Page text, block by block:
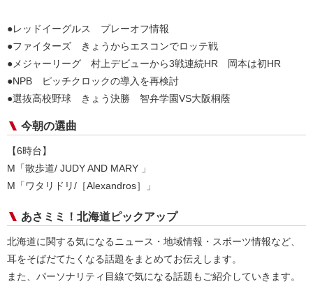
●レッドイーグルス プレーオフ情報
●ファイターズ きょうからエスコンでロッテ戦
●メジャーリーグ 村上デビューから3戦連続HR 岡本は初HR
●NPB ピッチクロックの導入を再検討
●選抜高校野球 きょう決勝 智弁学園VS大阪桐蔭
今朝の選曲
【6時台】
M「散歩道/ JUDY AND MARY 」
M「ワタリドリ/［Alexandros］」
あさミミ！北海道ピックアップ
北海道に関する気になるニュース・地域情報・スポーツ情報など、
耳をそばだてたくなる話題をまとめてお伝えします。
また、パーソナリティ目線で気になる話題もご紹介していきます。